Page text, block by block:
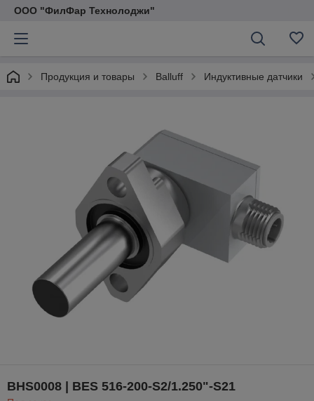
ООО "ФилФар Технолоджи"
Продукция и товары Balluff Индуктивные датчики
BHS0008 | BES 516-200-S2/1.250"-S21